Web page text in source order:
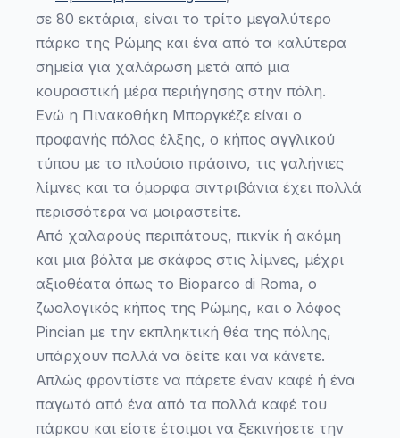
σε 80 εκτάρια, είναι το τρίτο μεγαλύτερο
πάρκο της Ρώμης και ένα από τα καλύτερα
σημεία για χαλάρωση μετά από μια
κουραστική μέρα περιήγησης στην πόλη.
Ενώ η Πινακοθήκη Μποργκέζε είναι ο
προφανής πόλος έλξης, ο κήπος αγγλικού
τύπου με το πλούσιο πράσινο, τις γαλήνιες
λίμνες και τα όμορφα σιντριβάνια έχει πολλά
περισσότερα να μοιραστείτε.
Από χαλαρούς περιπάτους, πικνίκ ή ακόμη
και μια βόλτα με σκάφος στις λίμνες, μέχρι
αξιοθέατα όπως το Bioparco di Roma, ο
ζωολογικός κήπος της Ρώμης, και ο λόφος
Pincian με την εκπληκτική θέα της πόλης,
υπάρχουν πολλά να δείτε και να κάνετε.
Απλώς φροντίστε να πάρετε έναν καφέ ή ένα
παγωτό από ένα από τα πολλά καφέ του
πάρκου και είστε έτοιμοι να ξεκινήσετε την